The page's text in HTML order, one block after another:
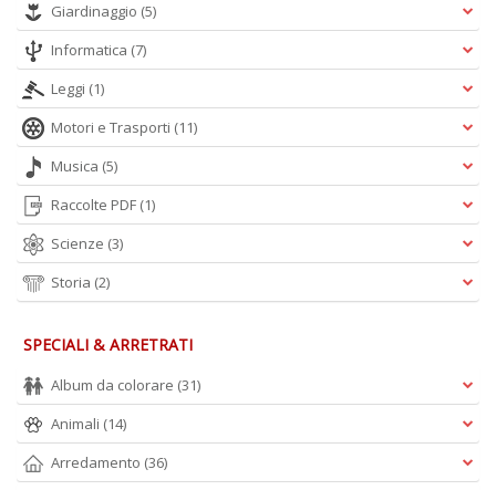
Giardinaggio (5)
Informatica (7)
Leggi (1)
Motori e Trasporti (11)
Musica (5)
Raccolte PDF (1)
Scienze (3)
Storia (2)
SPECIALI & ARRETRATI
Album da colorare (31)
Animali (14)
Arredamento (36)